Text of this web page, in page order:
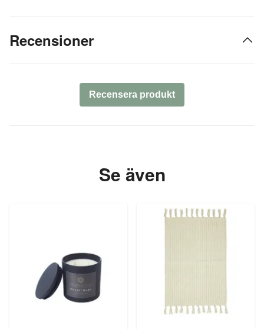
Recensioner
Recensera produkt
Se även